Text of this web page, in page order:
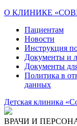
О КЛИНИКЕ
Пациентам
Новости
Инструкция
Документы и
Документы
Политика в
данных
Детская клиника
ВРАЧИ И